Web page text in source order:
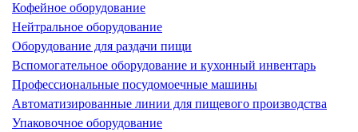
Кофейное оборудование
Нейтральное оборудование
Оборудование для раздачи пищи
Вспомогательное оборудование и кухонный инвентарь
Профессиональные посудомоечные машины
Автоматизированные линии для пищевого производства
Упаковочное оборудование